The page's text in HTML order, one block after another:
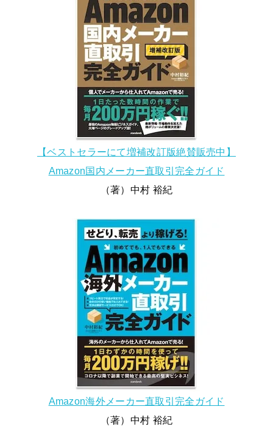
【ベストセラーにて増補改訂版絶賛販売中】
Amazon国内メーカー直取引完全ガイド
（著）中村 裕紀
Amazon海外メーカー直取引完全ガイド
（著）中村 裕紀